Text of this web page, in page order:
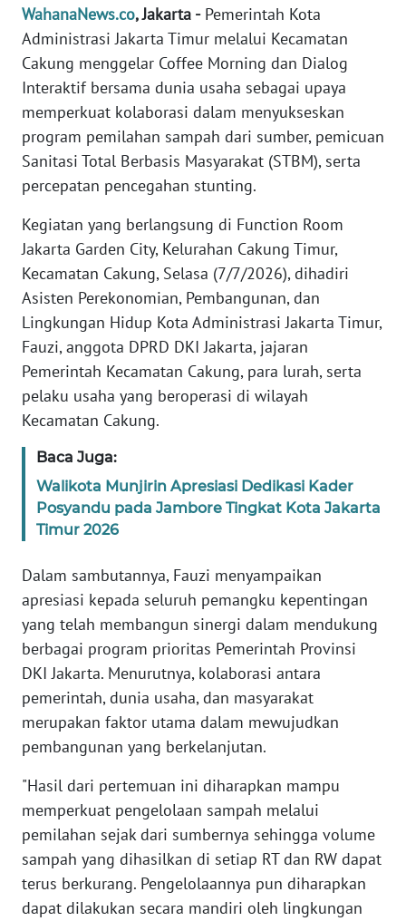
WahanaNews.co, Jakarta -Pemerintah Kota
Administrasi Jakarta Timur melalui Kecamatan
Cakung menggelar Coffee Morning dan Dialog
Interaktif bersama dunia usaha sebagai upaya
memperkuat kolaborasi dalam menyukseskan
program pemilahan sampah dari sumber, pemicuan
Sanitasi Total Berbasis Masyarakat (STBM), serta
percepatan pencegahan stunting.
Kegiatan yang berlangsung di Function Room
Jakarta Garden City, Kelurahan Cakung Timur,
Kecamatan Cakung, Selasa (7/7/2026), dihadiri
Asisten Perekonomian, Pembangunan, dan
Lingkungan Hidup Kota Administrasi Jakarta Timur,
Fauzi, anggota DPRD DKI Jakarta, jajaran
Pemerintah Kecamatan Cakung, para lurah, serta
pelaku usaha yang beroperasi di wilayah
Kecamatan Cakung.
Baca Juga:
Walikota Munjirin Apresiasi Dedikasi Kader
Posyandu pada Jambore Tingkat Kota Jakarta
Timur 2026
Dalam sambutannya, Fauzi menyampaikan
apresiasi kepada seluruh pemangku kepentingan
yang telah membangun sinergi dalam mendukung
berbagai program prioritas Pemerintah Provinsi
DKI Jakarta. Menurutnya, kolaborasi antara
pemerintah, dunia usaha, dan masyarakat
merupakan faktor utama dalam mewujudkan
pembangunan yang berkelanjutan.
"Hasil dari pertemuan ini diharapkan mampu
memperkuat pengelolaan sampah melalui
pemilahan sejak dari sumbernya sehingga volume
sampah yang dihasilkan di setiap RT dan RW dapat
terus berkurang. Pengelolaannya pun diharapkan
dapat dilakukan secara mandiri oleh lingkungan
BERITA
KONTAK
IKLAN
TENTANG
PEDOMAN
MEDIA
SIBER
REDAKSI
KARIR
Wahana
Regional
WN
SUMUT
WN
JAKARTA
WN
JABAR
BANTEN
WN
NTT
WN